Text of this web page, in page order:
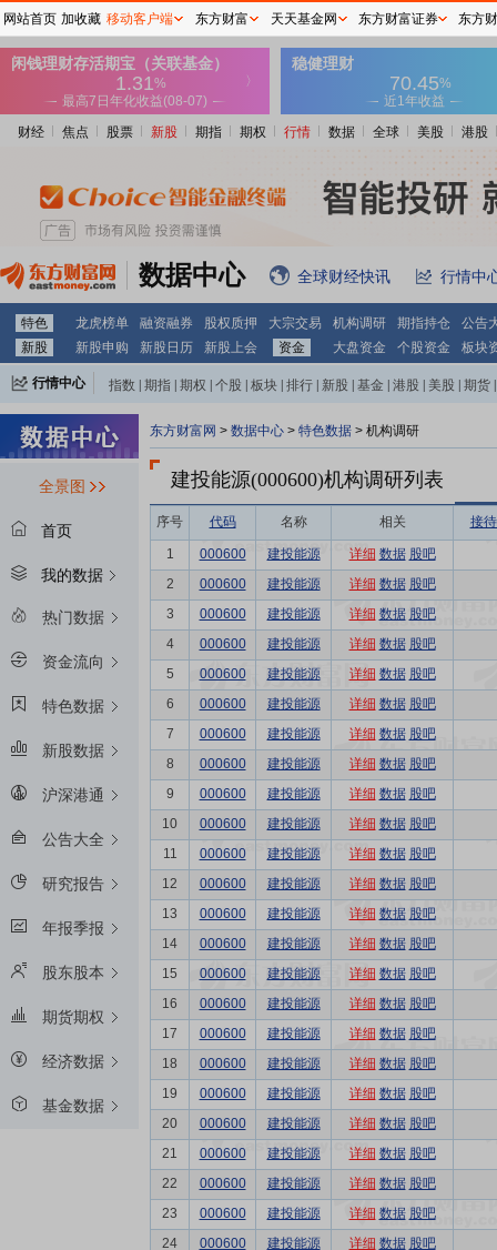
财经 焦点 股票 新股 期指 期权 行情 数据 全球 美股 港股
数据中心 全球财经快讯 行情中
特色 龙虎榜单 融资融券 股权质押 大宗交易 机构调研 期指持仓
公告
新股
新股申购 新股日历 新股上会 资金 大盘资金 个股资金 板块
行情中心 指数 期指 期权 个股 板块 排行 新股 基金 港股 美股 期货
全景图
首页
我的数据
热门数据
资金流向
特色数据
新股数据
沪深港通
公告大全
研究报告
年报季报
股东股本
期货期权
经济数据
基金数据
东方财富网 > 数据中心 > 特色数据 > 机构调研
建投能源(000600)机构调研列表
序号 代码 名称 相关 接
1 000600 建投能源 详细 数据 股吧
2
000600 建投能源 详细 数据 股吧
3
000600 建投能源 详细 数据 股吧
4
000600 建投能源 详细 数据 股吧
5
000600 建投能源 详细 数据 股吧
6
000600 建投能源 详细 数据 股吧
7
000600 建投能源 详细 数据 股吧
8
000600 建投能源 详细 数据 股吧
9
000600 建投能源 详细 数据 股吧
10
000600 建投能源 详细 数据 股吧
11
000600 建投能源 详细 数据 股吧
12
000600 建投能源 详细 数据 股吧
13
000600 建投能源 详细 数据 股吧
14
000600 建投能源 详细 数据 股吧
15
000600 建投能源 详细 数据 股吧
16
000600 建投能源 详细 数据 股吧
17
000600 建投能源 详细 数据 股吧
18
000600 建投能源 详细 数据 股吧
19
000600 建投能源 详细 数据 股吧
20
000600 建投能源 详细 数据 股吧
21
000600 建投能源 详细 数据 股吧
22
000600 建投能源 详细 数据 股吧
23
000600 建投能源 详细 数据 股吧
24
000600 建投能源 详细 数据 股吧
网站首页 加收藏 移动客户端 东方财富 天天基金网 东方财富证券 东方